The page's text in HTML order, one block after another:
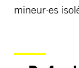
mineur·es